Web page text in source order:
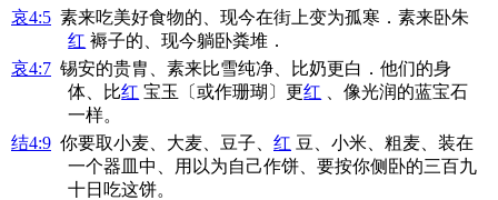
哀4:5 素来吃美好食物的、现今在街上变为孤寒．素来卧朱
红 褥子的、现今躺卧粪堆．
哀4:7 锡安的贵胄、素来比雪纯净、比奶更白．他们的身
体、比红 宝玉〔或作珊瑚〕更红 、像光润的蓝宝石
一样。
结4:9 你要取小麦、大麦、豆子、 红 豆、小米、粗麦、装在
一个器皿中、用以为自己作饼、要按你侧卧的三百九
十日吃这饼。